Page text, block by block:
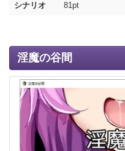
シナリオ 81pt
淫魔の谷間